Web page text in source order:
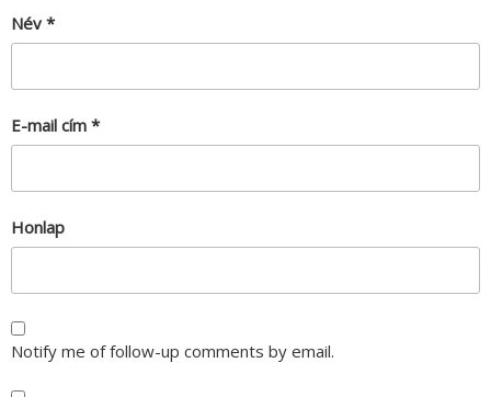
Név *
E-mail cím *
Honlap
Notify me of follow-up comments by email.